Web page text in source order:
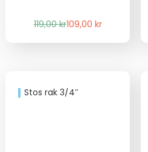
119,00krDet
109,00 kr
Det
Stos rak 3/4″